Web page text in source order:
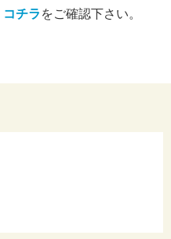
コチラ をご確認下さい。